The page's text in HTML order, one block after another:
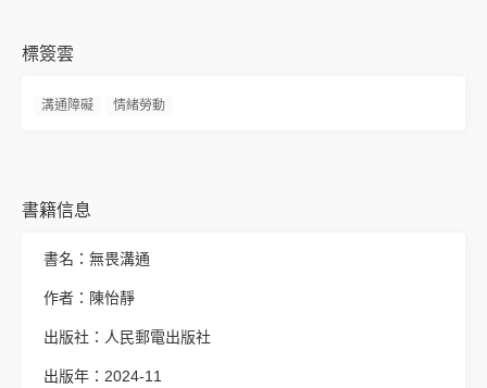
標簽雲
溝通障礙 情緒勞動
書籍信息
書名：無畏溝通
作者：陳怡靜
出版社：人民郵電出版社
出版年：2024-11